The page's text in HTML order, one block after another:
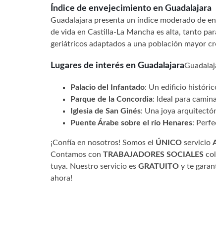
Índice de envejecimiento en Guadalajara
Guadalajara presenta un índice moderado de
de vida en Castilla-La Mancha es alta, tanto
geriátricos adaptados a una población mayor
Lugares de interés en Guadalajara
Palacio del Infantado: Un edificio
Parque de la Concordia: Ideal para
Iglesia de San Ginés: Una joya
Puente Árabe sobre el río Henares:
¡Confía en nosotros! Somos el ÚNICO servicio
Contamos con TRABAJADORES SOCIALES
tuya. Nuestro servicio es GRATUITO y te
ahora!